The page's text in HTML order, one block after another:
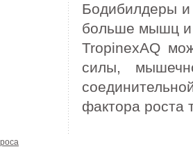
Бодибилдеры и
больше мышц и
TropinexAQ
силы,
фактора роста